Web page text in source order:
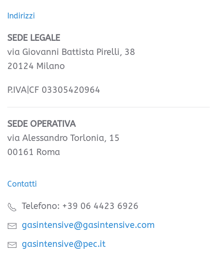
Indirizzi
SEDE LEGALE
via Giovanni Battista Pirelli, 38
20124 Milano
P.IVA|CF 03305420964
SEDE OPERATIVA
via Alessandro Torlonia, 15
00161 Roma
Contatti
Telefono: +39 06 4423 6926
gasintensive@gasintensive.com
gasintensive@pec.it